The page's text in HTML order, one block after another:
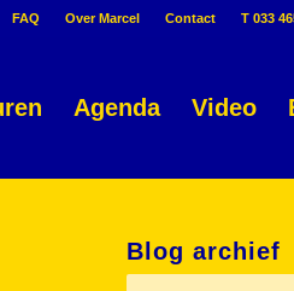
FAQ Over Marcel Contact T 033
Agenda Video
Blog archief